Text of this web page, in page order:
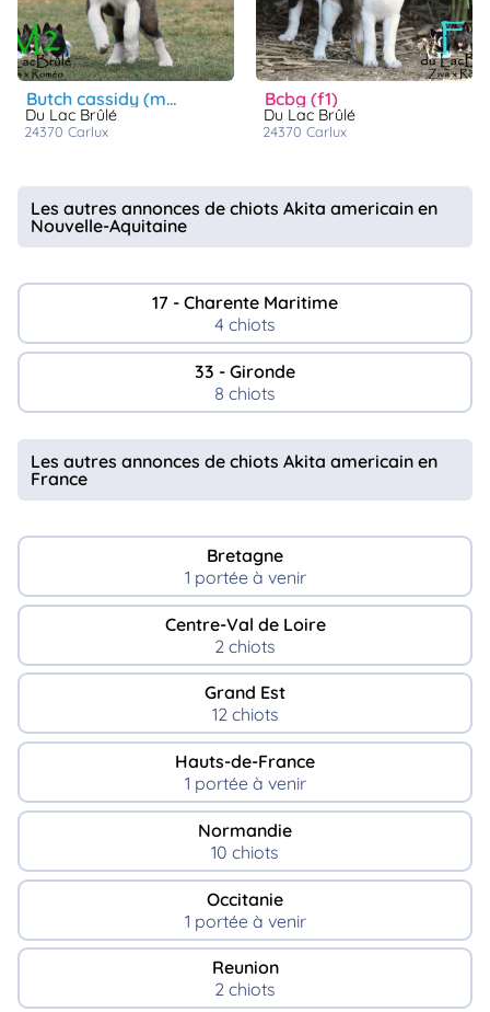
butch cassidy (m2)
Du Lac Brûlé
24370 carlux
bcbg (f1)
Du Lac Brûlé
24370 carlux
Les autres annonces de chiots Akita americain en
Nouvelle-Aquitaine
17 - Charente Maritime
4 chiots
33 - Gironde
8 chiots
Les autres annonces de chiots Akita americain en
France
Bretagne
1 portée à venir
Centre-Val de Loire
2 chiots
Grand Est
12 chiots
Hauts-de-France
1 portée à venir
Normandie
10 chiots
Occitanie
1 portée à venir
Reunion
2 chiots